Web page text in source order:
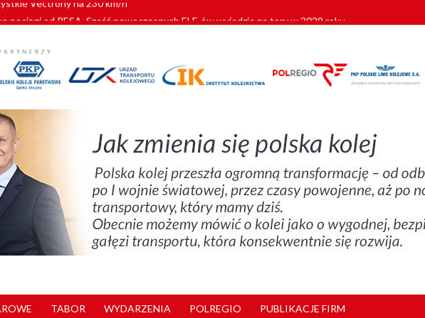
alkoholu i wjeżdżają na tory
Vectrony na 230 km/h
TABOR WYDARZENIA POLREGIO PUBLIKACJE FIRM